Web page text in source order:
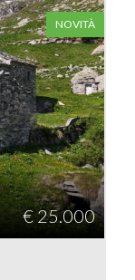
NOVITÀ
€ 25.000